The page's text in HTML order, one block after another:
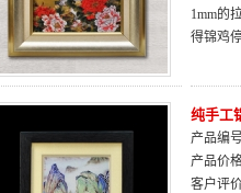
1mm的
得锦鸡
纯手工
产品编
产品价
客户评